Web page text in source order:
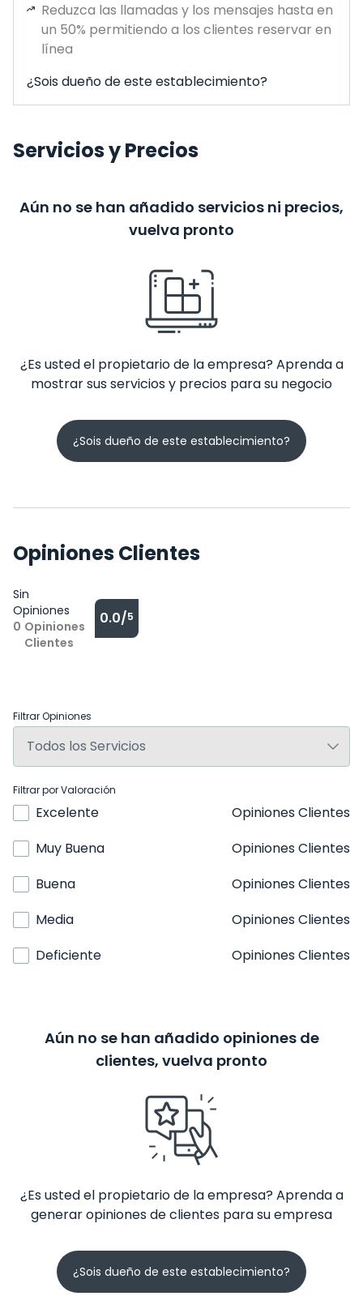
Reduzca las llamadas y los mensajes hasta en
un 50% permitiendo a los clientes reservar en
línea
¿Sois dueño de este establecimiento?
Servicios y Precios
Aún no se han añadido servicios ni precios,
vuelva pronto
¿Es usted el propietario de la empresa? Aprenda a
mostrar sus servicios y precios para su negocio
¿Sois dueño de este establecimiento?
Opiniones Clientes
Sin
Opiniones
0 Opiniones
Clientes
0.0/5
Filtrar Opiniones
Filtrar por Valoración
Excelente
Opiniones Clientes
Muy Buena
Opiniones Clientes
Buena
Opiniones Clientes
Media
Opiniones Clientes
Deficiente
Opiniones Clientes
Aún no se han añadido opiniones de
clientes, vuelva pronto
¿Es usted el propietario de la empresa? Aprenda a
generar opiniones de clientes para su empresa
¿Sois dueño de este establecimiento?